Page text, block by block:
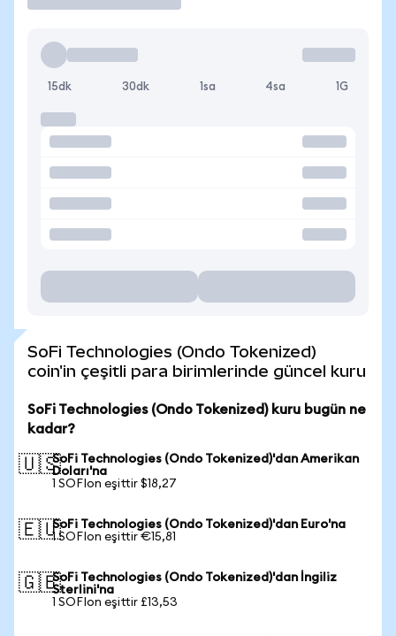
15dk 30dk 1sa 4sa 1G
SoFi Technologies (Ondo Tokenized)
coin'in çeşitli para birimlerinde güncel kuru
SoFi Technologies (Ondo Tokenized) kuru bugün ne
kadar?
🇺🇸SoFi Technologies (Ondo Tokenized)'dan Amerikan
Doları'na
1 SOFIon eşittir $18,27
🇪🇺SoFi Technologies (Ondo Tokenized)'dan Euro'na
1 SOFIon eşittir €15,81
🇬🇧SoFi Technologies (Ondo Tokenized)'dan İngiliz
Sterlini'na
1 SOFIon eşittir £13,53